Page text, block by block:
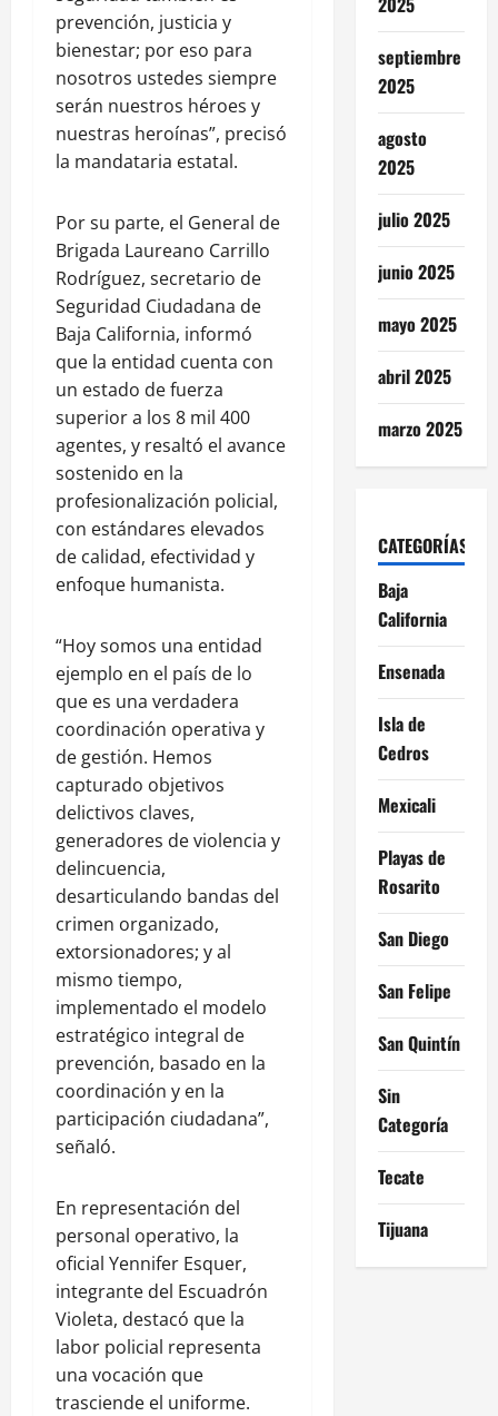
prevención, justicia y
bienestar; por eso para
nosotros ustedes siempre
serán nuestros héroes y
nuestras heroínas”, precisó
la mandataria estatal.
Por su parte, el General de
Brigada Laureano Carrillo
Rodríguez, secretario de
Seguridad Ciudadana de
Baja California, informó
que la entidad cuenta con
un estado de fuerza
superior a los 8 mil 400
agentes, y resaltó el avance
sostenido en la
profesionalización policial,
con estándares elevados
de calidad, efectividad y
enfoque humanista.
“Hoy somos una entidad
ejemplo en el país de lo
que es una verdadera
coordinación operativa y
de gestión. Hemos
capturado objetivos
delictivos claves,
generadores de violencia y
delincuencia,
desarticulando bandas del
crimen organizado,
extorsionadores; y al
mismo tiempo,
implementado el modelo
estratégico integral de
prevención, basado en la
coordinación y en la
participación ciudadana”,
señaló.
En representación del
personal operativo, la
oficial Yennifer Esquer,
integrante del Escuadrón
Violeta, destacó que la
labor policial representa
una vocación que
trasciende el uniforme.
septiembre
2025
agosto
2025
julio 2025
junio 2025
mayo 2025
abril 2025
marzo 2025
CATEGORÍAS
Baja
California
Ensenada
Isla de
Cedros
Mexicali
Playas de
Rosarito
San Diego
San Felipe
San Quintín
Sin
Categoría
Tecate
Tijuana